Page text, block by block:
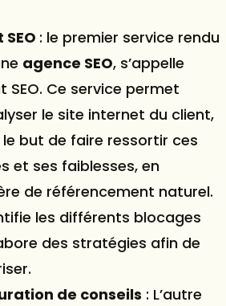
: le premier service rendu
agence SEO, s’appelle
SEO. Ce service permet
le site internet du client,
but de faire ressortir ces
et ses faiblesses, en
de référencement naturel.
les différents blocages
des stratégies afin de
de conseils : L’autre